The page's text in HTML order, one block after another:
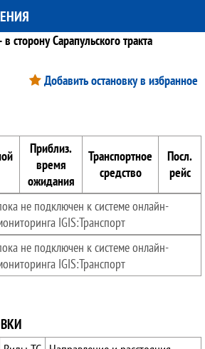
сторону Сарапульского тракта
Добавить остановку в избранное
Приблиз.
время
ожидания
Транспортное
средство
Посл.
рейс
не подключен к системе онлайн-
IGIS:Транспорт
не подключен к системе онлайн-
IGIS:Транспорт